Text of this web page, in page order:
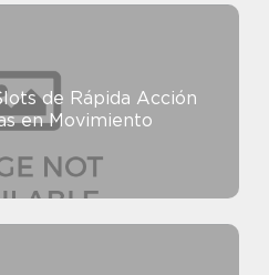
de Rápida Acción
en Movimiento